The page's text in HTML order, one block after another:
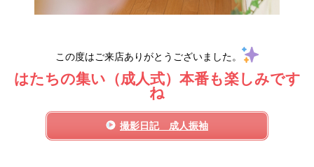
この度はご来店ありがとうございました。
はたちの集い（成人式）本番も楽しみです
ね
撮影日記 成人振袖